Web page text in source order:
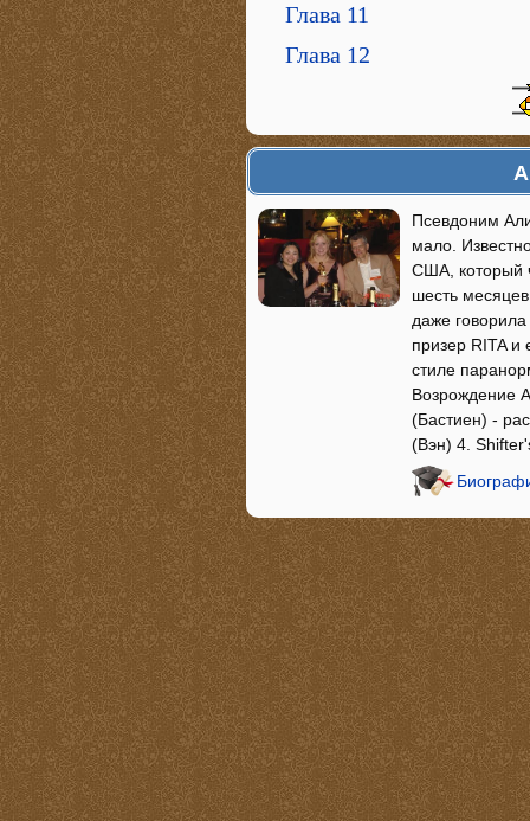
Глава 11
Глава 12
Псевдоним
мало.
США, который
шесть
даже
призер RITA и
стиле
Возрождение
(Бастиен) -
(Вэн) 4.